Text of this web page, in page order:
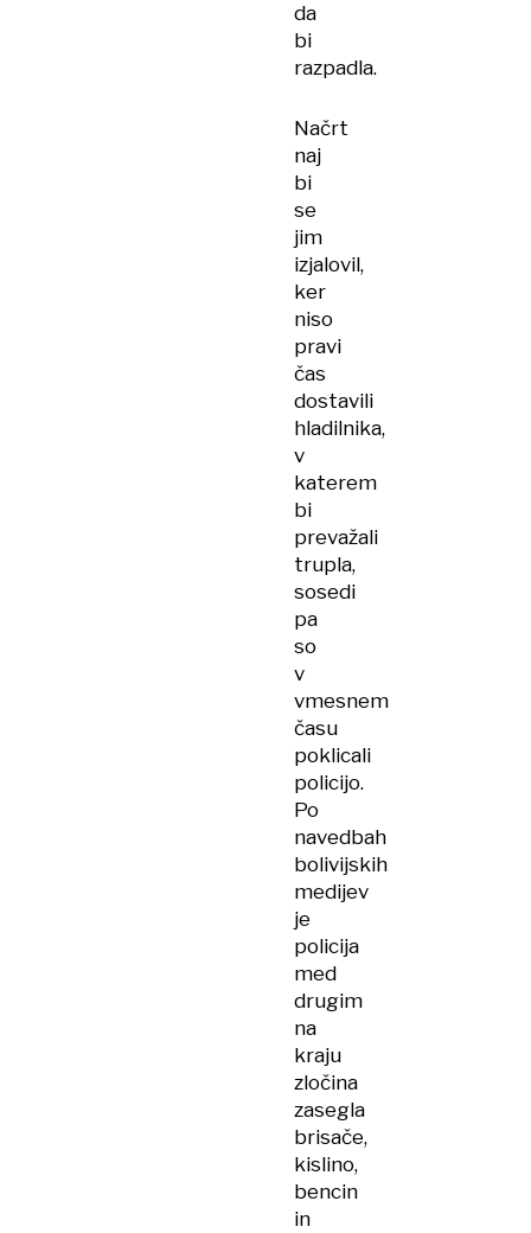
da
bi
razpadla.
Načrt
naj
bi
se
jim
izjalovil,
ker
niso
pravi
čas
dostavili
hladilnika,
v
katerem
bi
prevažali
trupla,
sosedi
pa
so
v
vmesnem
času
poklicali
policijo.
Po
navedbah
bolivijskih
medijev
je
policija
med
drugim
na
kraju
zločina
zasegla
brisače,
kislino,
bencin
in